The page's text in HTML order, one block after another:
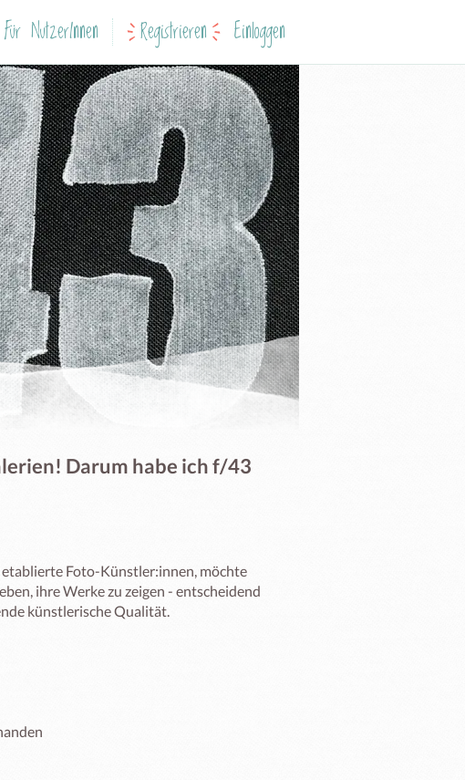
Für NutzerInnen Registrieren Einloggen
Darum habe ich f/43
Foto-Künstler:innen, möchte
ihre Werke zu zeigen - entscheidend
künstlerische Qualität.